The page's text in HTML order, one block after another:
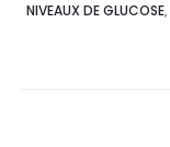
NIVEAUX DE GLUCOSE,